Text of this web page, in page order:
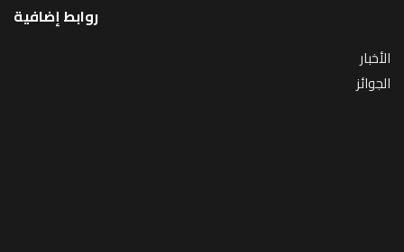
روابط إضافية
الأخبار
الجوائز